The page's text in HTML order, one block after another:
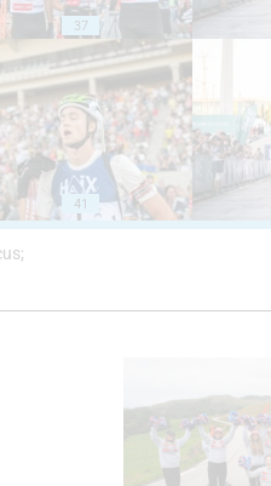
37
41